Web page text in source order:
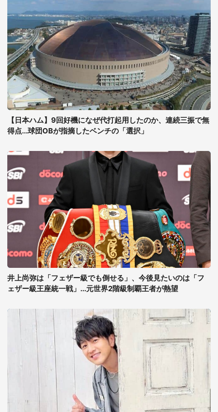
【日本ハム】9回好機になぜ代打起用したのか、連続三振で無
得点...球団OBが指摘したベンチの「選択」
井上尚弥は「フェザー級でも倒せる」、今後見たいのは「フ
ェザー級王座統一戦」...元世界2階級制覇王者が熱望